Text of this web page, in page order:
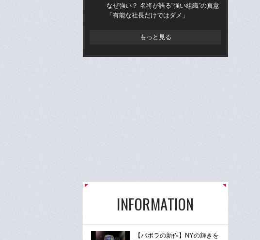
なぜ強い？ 名将が語る“強い組織”の真意
「有能な社長だけではダメ」
もっと見る
INFORMATION
【バボラの新作】NYの輝きを